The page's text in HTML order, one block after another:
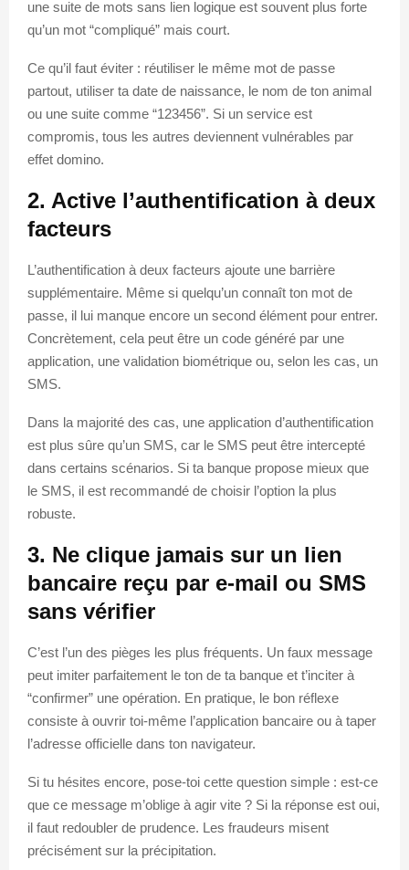
une suite de mots sans lien logique est souvent plus forte
qu’un mot “compliqué” mais court.
Ce qu’il faut éviter : réutiliser le même mot de passe
partout, utiliser ta date de naissance, le nom de ton animal
ou une suite comme “123456”. Si un service est
compromis, tous les autres deviennent vulnérables par
effet domino.
2. Active l’authentification à deux
facteurs
L’authentification à deux facteurs ajoute une barrière
supplémentaire. Même si quelqu’un connaît ton mot de
passe, il lui manque encore un second élément pour entrer.
Concrètement, cela peut être un code généré par une
application, une validation biométrique ou, selon les cas, un
SMS.
Dans la majorité des cas, une application d’authentification
est plus sûre qu’un SMS, car le SMS peut être intercepté
dans certains scénarios. Si ta banque propose mieux que
le SMS, il est recommandé de choisir l’option la plus
robuste.
3. Ne clique jamais sur un lien
bancaire reçu par e-mail ou SMS
sans vérifier
C’est l’un des pièges les plus fréquents. Un faux message
peut imiter parfaitement le ton de ta banque et t’inciter à
“confirmer” une opération. En pratique, le bon réflexe
consiste à ouvrir toi-même l’application bancaire ou à taper
l’adresse officielle dans ton navigateur.
Si tu hésites encore, pose-toi cette question simple : est-ce
que ce message m’oblige à agir vite ? Si la réponse est oui,
il faut redoubler de prudence. Les fraudeurs misent
précisément sur la précipitation.